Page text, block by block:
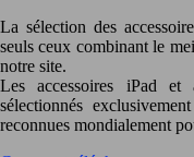
La sélection des
seuls ceux combinant le
notre site.
Les accessoires iPad et
sélectionnés
reconnues mondialement